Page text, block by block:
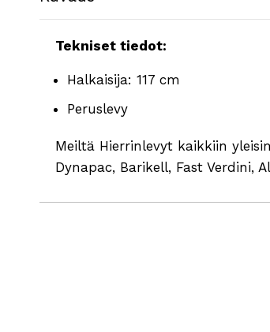
Tekniset tiedot:
Halkaisija: 117 cm
Peruslevy
Meiltä Hierrinlevyt kaikkiin
Dynapac, Barikell, Fast Verdini,